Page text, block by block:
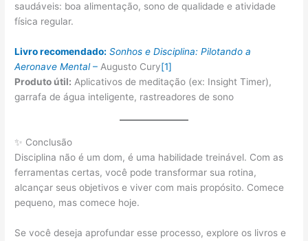
saudáveis: boa alimentação, sono de qualidade e atividade
física regular.
Livro recomendado: Sonhos e Disciplina: Pilotando a
Aeronave Mental– Augusto Cury[1]
Produto útil: Aplicativos de meditação (ex: Insight Timer),
garrafa de água inteligente, rastreadores de sono
✨ Conclusão
Disciplina não é um dom, é uma habilidade treinável. Com as
ferramentas certas, você pode transformar sua rotina,
alcançar seus objetivos e viver com mais propósito. Comece
pequeno, mas comece hoje.
Se você deseja aprofundar esse processo, explore os livros e